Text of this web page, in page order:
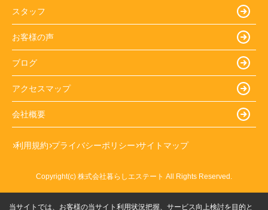
スタッフ
お客様の声
ブログ
アクセスマップ
会社概要
利用規約 プライバシーポリシー サイトマップ
Copyright(c) 株式会社暮らしエステート All Rights Reserved.
当サイトでは、お客様の当サイト利用状況把握、サービス向上検討を目的と